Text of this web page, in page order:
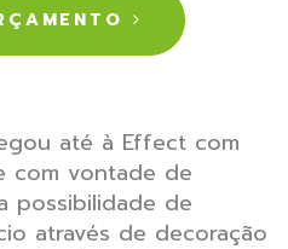
até à Effect com
com vontade de
possibilidade de
através de decoração